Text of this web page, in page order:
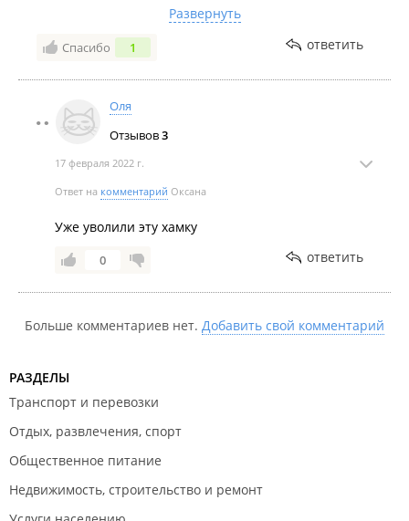
просто пренебрежительно кивает... сдачу швыряет
на тарелку,копейки аж разлетаются,с покупателем
не общается, как-будто тебя нет...может
понимаю, что мой отзыв в пустоту....
Развернуть
Спасибо 1 ответить
Оля
Отзывов3
17 февраля 2022 г.
Ответ на комментарий Оксана
Уже уволили эту хамку
0 ответить
Больше комментариев нет. Добавить свой комментарий
РАЗДЕЛЫ
Транспорт и перевозки
Отдых, развлечения, спорт
Общественное питание
Недвижимость, строительство и ремонт